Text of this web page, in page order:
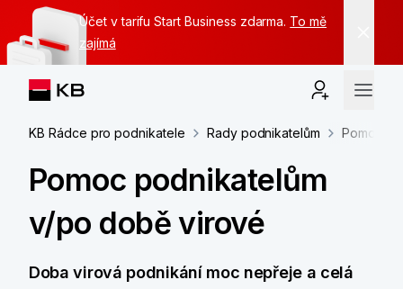
Účet v tarifu Start Business zdarma. To mě
zajímá
KB Rádce pro podnikatele Rady podnikatelům Pomoc
Pomoc podnikatelům
v/po době virové
Doba virová podnikání moc nepřeje a celá